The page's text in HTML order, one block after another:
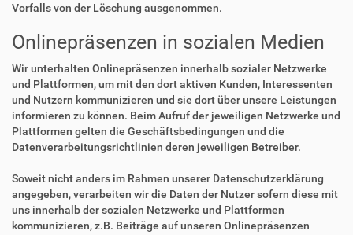
Vorfalls von der Löschung ausgenommen.
Onlinepräsenzen in sozialen Medien
Wir unterhalten Onlinepräsenzen innerhalb sozialer Netzwerke
und Plattformen, um mit den dort aktiven Kunden, Interessenten
und Nutzern kommunizieren und sie dort über unsere Leistungen
informieren zu können. Beim Aufruf der jeweiligen Netzwerke und
Plattformen gelten die Geschäftsbedingungen und die
Datenverarbeitungsrichtlinien deren jeweiligen Betreiber.
Soweit nicht anders im Rahmen unserer Datenschutzerklärung
angegeben, verarbeiten wir die Daten der Nutzer sofern diese mit
uns innerhalb der sozialen Netzwerke und Plattformen
kommunizieren, z.B. Beiträge auf unseren Onlinepräsenzen